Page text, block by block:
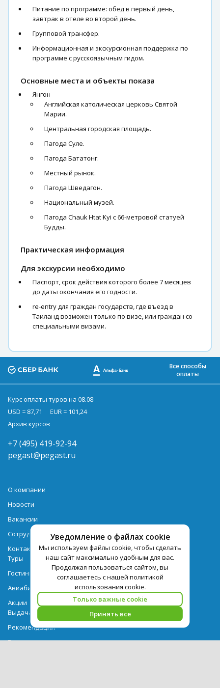
Питание по программе: обед в первый день,
завтрак в отеле во второй день.
Групповой трансфер.
Информационная и экскурсионная поддержка по
программе с русскоязычным гидом.
Основные места и объекты показа
Янгон
Английская католическая церковь Святой
Марии.
Центральная городская площадь.
Пагода Суле.
Пагода Бататонг.
Местный рынок.
Пагода Шведагон.
Национальный музей.
Пагода Chauk Htat Kyi с 66-метровой статуей
Будды.
Практическая информация
Для экскурсии необходимо
Паспорт, срок действия которого более 7 месяцев
до даты окончания его годности.
re-entry для граждан государств, где въезд в
Таиланд возможен только по визе, или граждан со
специальными визами.
Уведомление о файлах cookie
Мы используем файлы cookie, чтобы сделать
наш сайт максимально удобным для вас.
Продолжая пользоваться сайтом, вы
соглашаетесь с нашей политикой
использования cookie.
Только важные cookie
Принять все
Все способы
оплаты
Курс оплаты туров на 08.08
USD = 87,71
EUR = 101,24
Архив курсов
+7 (495) 419-92-94
pegast@pegast.ru
О компании
Новости
Вакансии
Сотрудничество
Контактная информация
Туры
Гостиницы
Авиабилеты
Акции
Выдача документов
Рекомендации
Вопрос-ответ